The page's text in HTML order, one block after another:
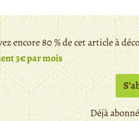
encore 80 % de cet article à
3€ par mois
Déjà